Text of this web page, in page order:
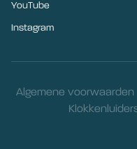
YouTube
Instagram
Algemene voorwaarden